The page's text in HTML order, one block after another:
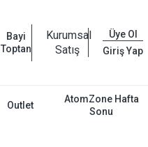
Bayi
Toptan
Kurumsal
Satış
Üye Ol
Giriş Yap
Outlet
AtomZone Hafta
Sonu